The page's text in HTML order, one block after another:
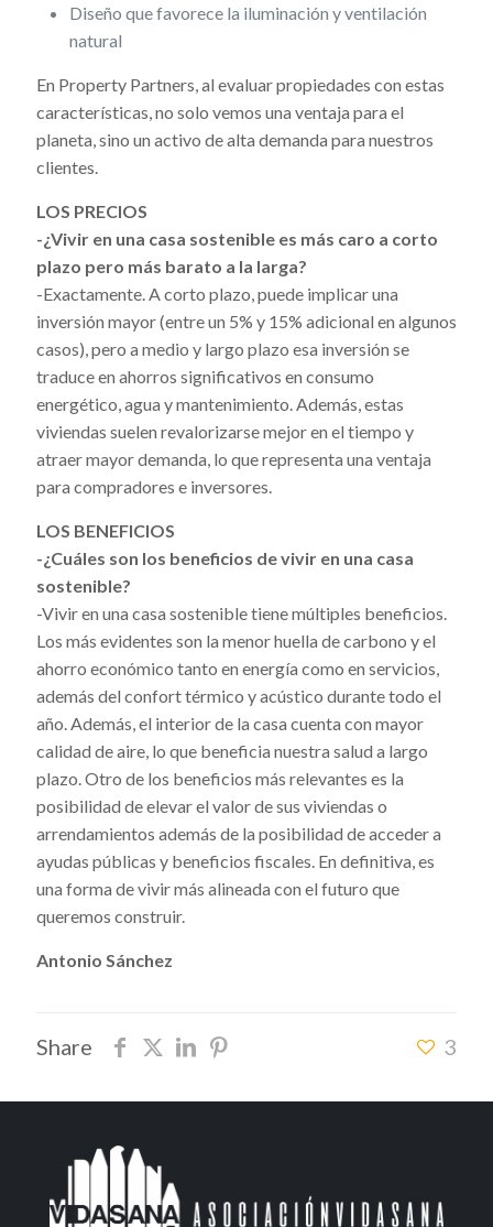
Diseño que favorece la iluminación y ventilación
natural
En Property Partners, al evaluar propiedades con estas
características, no solo vemos una ventaja para el
planeta, sino un activo de alta demanda para nuestros
clientes.
LOS PRECIOS
-¿Vivir en una casa sostenible es más caro a corto
plazo pero más barato a la larga?
-Exactamente. A corto plazo, puede implicar una
inversión mayor (entre un 5% y 15% adicional en algunos
casos), pero a medio y largo plazo esa inversión se
traduce en ahorros significativos en consumo
energético, agua y mantenimiento. Además, estas
viviendas suelen revalorizarse mejor en el tiempo y
atraer mayor demanda, lo que representa una ventaja
para compradores e inversores.
LOS BENEFICIOS
-¿Cuáles son los beneficios de vivir en una casa
sostenible?
-Vivir en una casa sostenible tiene múltiples beneficios.
Los más evidentes son la menor huella de carbono y el
ahorro económico tanto en energía como en servicios,
además del confort térmico y acústico durante todo el
año. Además, el interior de la casa cuenta con mayor
calidad de aire, lo que beneficia nuestra salud a largo
plazo. Otro de los beneficios más relevantes es la
posibilidad de elevar el valor de sus viviendas o
arrendamientos además de la posibilidad de acceder a
ayudas públicas y beneficios fiscales. En definitiva, es
una forma de vivir más alineada con el futuro que
queremos construir.
Antonio Sánchez
Share 3